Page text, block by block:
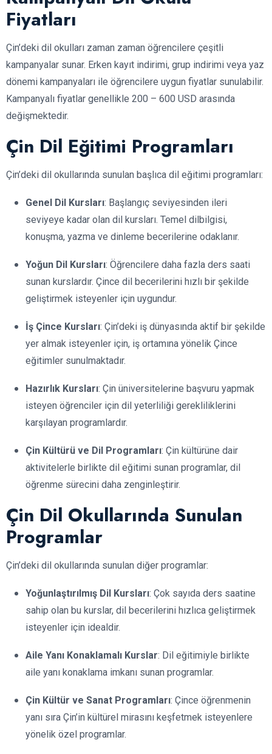
Fiyatları
Çin’deki dil okulları zaman zaman öğrencilere çeşitli
kampanyalar sunar. Erken kayıt indirimi, grup indirimi veya yaz
dönemi kampanyaları ile öğrencilere uygun fiyatlar sunulabilir.
Kampanyalı fiyatlar genellikle 200 – 600 USD arasında
değişmektedir.
Çin Dil Eğitimi Programları
Çin’deki dil okullarında sunulan başlıca dil eğitimi programları:
Genel Dil Kursları: Başlangıç seviyesinden ileri
seviyeye kadar olan dil kursları. Temel dilbilgisi,
konuşma, yazma ve dinleme becerilerine odaklanır.
Yoğun Dil Kursları: Öğrencilere daha fazla ders saati
sunan kurslardır. Çince dil becerilerini hızlı bir şekilde
geliştirmek isteyenler için uygundur.
İş Çince Kursları: Çin’deki iş dünyasında aktif bir şekilde
yer almak isteyenler için, iş ortamına yönelik Çince
eğitimler sunulmaktadır.
Hazırlık Kursları: Çin üniversitelerine başvuru yapmak
isteyen öğrenciler için dil yeterliliği gerekliliklerini
karşılayan programlardır.
Çin Kültürü ve Dil Programları: Çin kültürüne dair
aktivitelerle birlikte dil eğitimi sunan programlar, dil
öğrenme sürecini daha zenginleştirir.
Çin Dil Okullarında Sunulan
Programlar
Çin’deki dil okullarında sunulan diğer programlar:
Yoğunlaştırılmış Dil Kursları: Çok sayıda ders saatine
sahip olan bu kurslar, dil becerilerini hızlıca geliştirmek
isteyenler için idealdir.
Aile Yanı Konaklamalı Kurslar: Dil eğitimiyle birlikte
aile yanı konaklama imkanı sunan programlar.
Çin Kültür ve Sanat Programları: Çince öğrenmenin
yanı sıra Çin’in kültürel mirasını keşfetmek isteyenlere
yönelik özel programlar.